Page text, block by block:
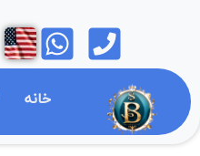
محتوا
Open
Open
خانه